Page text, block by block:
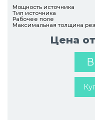
Мощность источника
Тип источника
Рабочее поле
Максимальная толщина
Цена